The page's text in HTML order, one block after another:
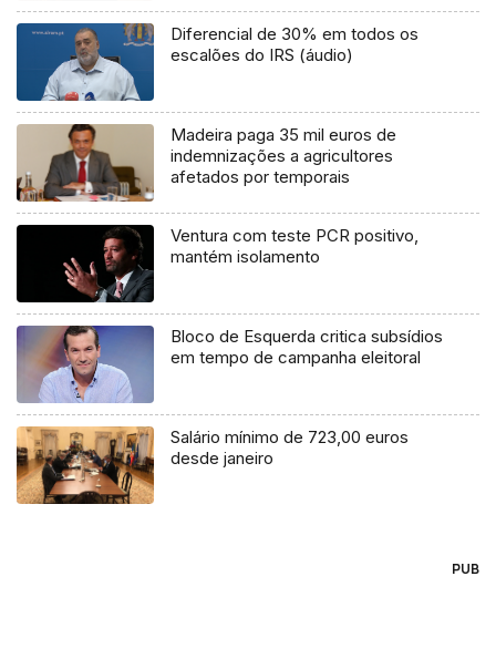
Diferencial de 30% em todos os
escalões do IRS (áudio)
Madeira paga 35 mil euros de
indemnizações a agricultores
afetados por temporais
Ventura com teste PCR positivo,
mantém isolamento
Bloco de Esquerda critica subsídios
em tempo de campanha eleitoral
Salário mínimo de 723,00 euros
desde janeiro
PUB